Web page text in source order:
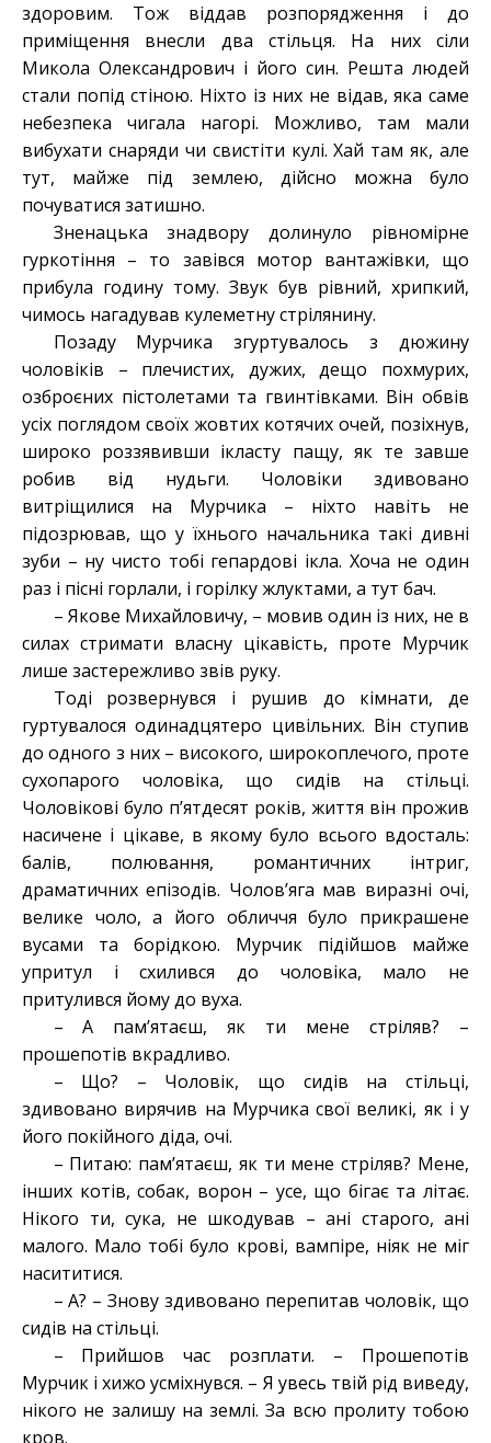
здоровим. Тож віддав розпорядження і до
приміщення внесли два стільця. На них сіли
Микола Олександрович і його син. Решта людей
стали попід стіною. Ніхто із них не відав, яка саме
небезпека чигала нагорі. Можливо, там мали
вибухати снаряди чи свистіти кулі. Хай там як, але
тут, майже під землею, дійсно можна було
почуватися затишно.
Зненацька знадвору долинуло рівномірне
гуркотіння – то завівся мотор вантажівки, що
прибула годину тому. Звук був рівний, хрипкий,
чимось нагадував кулеметну стрілянину.
Позаду Мурчика згуртувалось з дюжину
чоловіків – плечистих, дужих, дещо похмурих,
озброєних пістолетами та гвинтівками. Він обвів
усіх поглядом своїх жовтих котячих очей, позіхнув,
широко роззявивши ікласту пащу, як те завше
робив від нудьги. Чоловіки здивовано
витріщилися на Мурчика – ніхто навіть не
підозрював, що у їхнього начальника такі дивні
зуби – ну чисто тобі гепардові ікла. Хоча не один
раз і пісні горлали, і горілку жлуктами, а тут бач.
– Якове Михайловичу, – мовив один із них, не в
силах стримати власну цікавість, проте Мурчик
лише застережливо звів руку.
Тоді розвернувся і рушив до кімнати, де
гуртувалося одинадцятеро цивільних. Він ступив
до одного з них – високого, широкоплечого, проте
сухопарого чоловіка, що сидів на стільці.
Чоловікові було п’ятдесят років, життя він прожив
насичене і цікаве, в якому було всього вдосталь:
балів, полювання, романтичних інтриг,
драматичних епізодів. Чолов’яга мав виразні очі,
велике чоло, а його обличчя було прикрашене
вусами та борідкою. Мурчик підійшов майже
упритул і схилився до чоловіка, мало не
притулився йому до вуха.
– А пам’ятаєш, як ти мене стріляв? –
прошепотів вкрадливо.
– Що? – Чоловік, що сидів на стільці,
здивовано вирячив на Мурчика свої великі, як і у
його покійного діда, очі.
– Питаю: пам’ятаєш, як ти мене стріляв? Мене,
інших котів, собак, ворон – усе, що бігає та літає.
Нікого ти, сука, не шкодував – ані старого, ані
малого. Мало тобі було крові, вампіре, ніяк не міг
насититися.
– А? – Знову здивовано перепитав чоловік, що
сидів на стільці.
– Прийшов час розплати. – Прошепотів
Мурчик і хижо усміхнувся. – Я увесь твій рід виведу,
нікого не залишу на землі. За всю пролиту тобою
кров.